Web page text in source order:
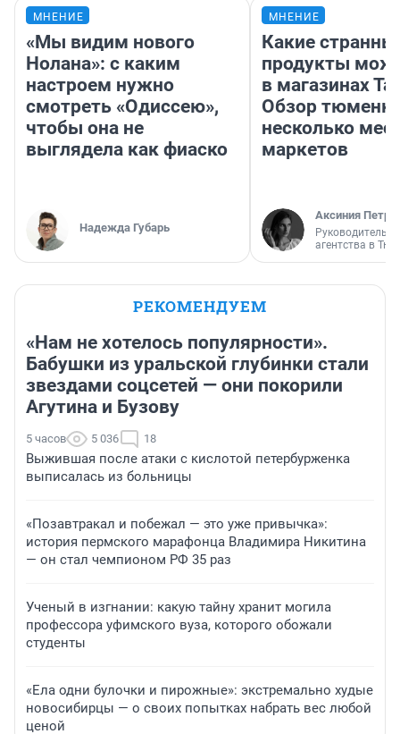
МНЕНИЕ
«Мы видим нового
Нолана»: с каким
настроем нужно
смотреть «Одиссею»,
чтобы она не
выглядела как фиаско
Надежда Губарь
МНЕНИЕ
Какие
продукты
в магазинах
Обзор
несколько
маркетов
Аксиния
Руководитель
агентства в
РЕКОМЕНДУЕМ
«Нам не хотелось популярности».
Бабушки из уральской глубинки стали
звездами соцсетей — они покорили
Агутина и Бузову
5 часов 5 036 18
Выжившая после атаки с кислотой петербурженка
выписалась из больницы
«Позавтракал и побежал — это уже привычка»:
история пермского марафонца Владимира Никитина
— он стал чемпионом РФ 35 раз
Ученый в изгнании: какую тайну хранит могила
профессора уфимского вуза, которого обожали
студенты
«Ела одни булочки и пирожные»: экстремально худые
новосибирцы — о своих попытках набрать вес любой
ценой